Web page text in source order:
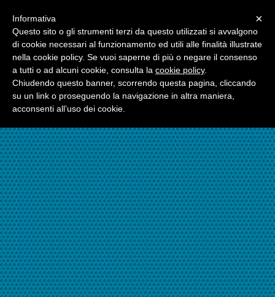
☎324.7403485
×
Informativa
Questo sito o gli strumenti terzi da questo utilizzati si avvalgono
di cookie necessari al funzionamento ed utili alle finalità illustrate
nella cookie policy. Se vuoi saperne di più o negare il consenso
a tutti o ad alcuni cookie, consulta la cookie policy.
Chiudendo questo banner, scorrendo questa pagina, cliccando
su un link o proseguendo la navigazione in altra maniera,
acconsenti all’uso dei cookie.